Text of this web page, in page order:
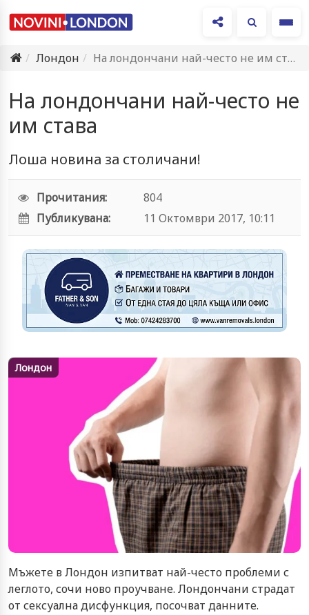
Лондон
На лондончани най-често не им става
На лондончани най-често не
им става
Лоша новина за столичани!
Прочитания:
804
Публикувана:
11 Октомври 2017, 10:11
Лондон
Мъжете в Лондон изпитват най-често проблеми с
леглото, сочи ново проучване. Лондончани страдат
от сексуална дисфункция, посочват данните.